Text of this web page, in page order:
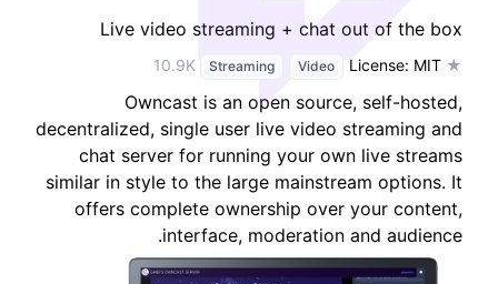
Live video streaming + chat out of the box
★ 10.9K
Streaming Video License: MIT
Owncast is an open source, self-hosted,
decentralized, single user live video streaming and
chat server for running your own live streams
similar in style to the large mainstream options. It
offers complete ownership over your content,
interface, moderation and audience.